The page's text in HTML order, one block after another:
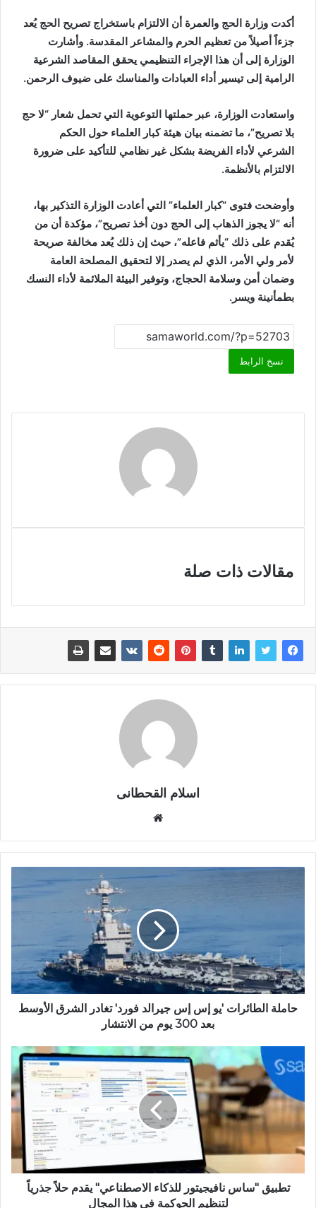
أكدت وزارة الحج والعمرة أن الالتزام باستخراج تصريح الحج يُعد
جزءاً أصيلاً من تعظيم الحرم والمشاعر المقدسة. وأشارت
الوزارة إلى أن هذا الإجراء التنظيمي يحقق المقاصد الشرعية
الرامية إلى تيسير أداء العبادات والمناسك على ضيوف الرحمن.
واستعادت الوزارة، عبر حملتها التوعوية التي تحمل شعار “لا حج
بلا تصريح”، ما تضمنه بيان هيئة كبار العلماء حول الحكم
الشرعي لأداء الفريضة بشكل غير نظامي للتأكيد على ضرورة
الالتزام بالأنظمة.
وأوضحت فتوى “كبار العلماء” التي أعادت الوزارة التذكير بها،
أنه “لا يجوز الذهاب إلى الحج دون أخذ تصريح”، مؤكدة أن من
يُقدم على ذلك “يأثم فاعله”، حيث إن ذلك يُعد مخالفة صريحة
لأمر ولي الأمر، الذي لم يصدر إلا لتحقيق المصلحة العامة
وضمان أمن وسلامة الحجاج، وتوفير البيئة الملائمة لأداء النسك
بطمأنينة ويسر.
نسخ الرابط
مقالات ذات صلة
اسلام القحطانى
ق
ع
و
ب
حاملة الطائرات 'يو إس إس جيرالد فورد' تغادر الشرق الأوسط
بعد 300 يوم من الانتشار
تطبيق "ساس نافيجيتور للذكاء الاصطناعي" يقدم حلاً جذرياً
لتنظيم الحوكمة في هذا المجال